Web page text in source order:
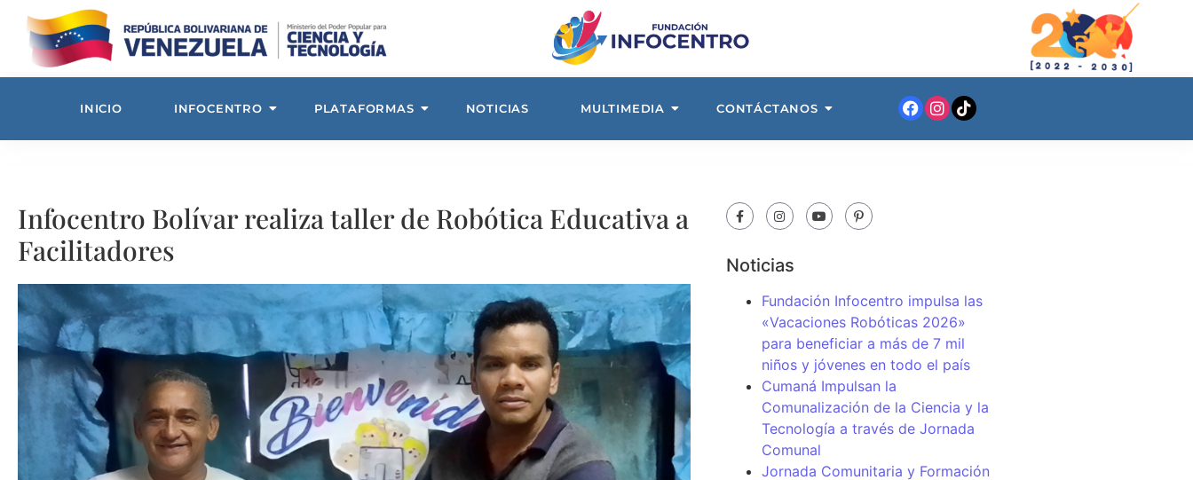
INICIO INFOCENTRO PLATAFORMAS NOTICIAS MULTIMEDIA CONTÁCTANOS
Infocentro Bolívar realiza taller de Robótica Educativa a
Facilitadores
Noticias
Fundación Infocentro impulsa las
«Vacaciones Robóticas 2026»
para beneficiar a más de 7 mil
niños y jóvenes en todo el país
Cumaná Impulsan la
Comunalización de la Ciencia y la
Tecnología a través de Jornada
Comunal
Jornada Comunitaria y Formación